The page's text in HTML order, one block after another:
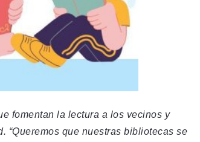
fomentan la lectura a los vecinos y
“Queremos que nuestras bibliotecas se